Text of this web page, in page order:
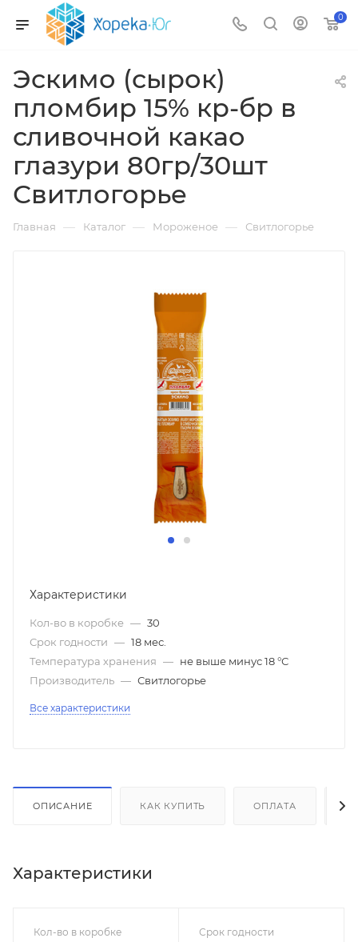
0
Эскимо (сырок)
пломбир 15% кр-бр в
сливочной какао
глазури 80гр/30шт
Свитлогорье
Главная — Каталог — Мороженое — Свитлогорье
Характеристики
Кол-во в коробке — 30
Срок годности — 18 мес.
Температура хранения — не выше минус 18 °С
Производитель — Свитлогорье
Все характеристики
ОПИСАНИЕ КАК КУПИТЬ ОПЛАТА
Характеристики
Кол-во в коробке Срок годности